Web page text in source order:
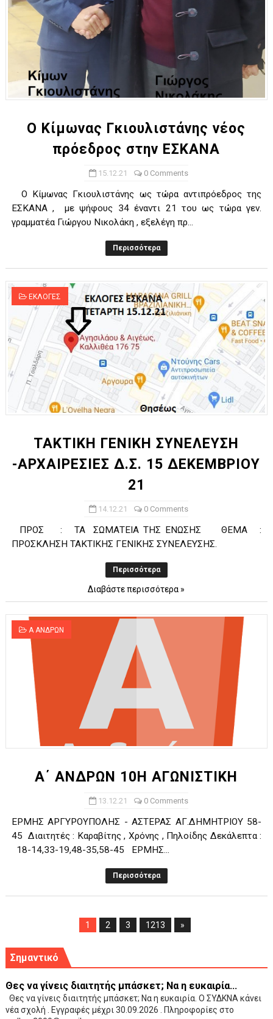
Ο Κίμωνας Γκιουλιστάνης νέος
πρόεδρος στην ΕΣΚΑΝΑ
15.12.21 0 Comments
Ο Κίμωνας Γκιουλιστάνης ως τώρα αντιπρόεδρος της
ΕΣΚΑΝΑ , με ψήφους 34 έναντι 21 του ως τώρα γεν.
γραμματέα Γιώργου Νικολάκη , εξελέγη πρ...
Περισσότερα
ΕΚΛΟΓΕΣ
ΤΑΚΤΙΚΗ ΓΕΝΙΚΗ ΣΥΝΕΛΕΥΣΗ
-ΑΡΧΑΙΡΕΣΙEΣ Δ.Σ. 15 ΔΕΚΕΜΒΡΙΟΥ
21
14.12.21 0 Comments
ΠΡΟΣ : TA ΣΩΜΑΤΕΙΑ ΤΗΣ ΕΝΩΣΗΣ ΘΕΜΑ :
ΠΡΟΣΚΛΗΣΗ ΤΑΚΤΙΚΗΣ ΓΕΝΙΚΗΣ ΣΥΝΕΛΕΥΣΗΣ.
Περισσότερα
Διαβάστε περισσότερα »
Α ΑΝΔΡΩΝ
Α΄ ΑΝΔΡΩΝ 10Η ΑΓΩΝΙΣΤΙΚΗ
13.12.21 0 Comments
EPMHΣ APΓYPOYΠOΛHΣ - AΣTEPAΣ AΓ.ΔHMHTPIOY 58-
45 Διαιτητές : Kαραβίτης , Χρόνης , Πηλοίδης Δεκάλεπτα :
18-14,33-19,48-35,58-45 EPMHΣ...
Περισσότερα
1 2 3 1213 »
Σημαντικό
Θες να γίνεις διαιτητής μπάσκετ; Να η ευκαιρία...
Θες να γίνεις διαιτητής μπάσκετ; Να η ευκαιρία. Ο ΣΥΔΚΝΑ κάνει
νέα σχολή . Εγγραφές μέχρι 30.09.2026 . Πληροφορίες στο